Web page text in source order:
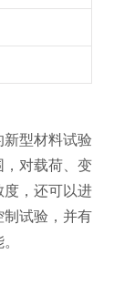
型材料试验
，对载荷、变
度，还可以进
制试验，并有
。